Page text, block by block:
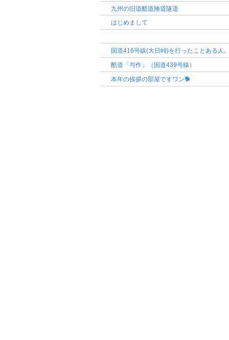
九州の旧道酷道険道隧道
はじめまして
国道416号線(大日峠)を行ったことある人
酷道「与作」（国道439号線）
本年の挨拶の部屋ですワン🐕